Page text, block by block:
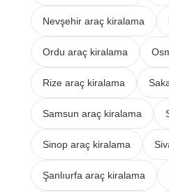
Nevşehir araç kiralama
Ordu araç kiralama
Rize araç kiralama
Samsun araç kiralama
Sinop araç kiralama
Şanlıurfa araç kiralama